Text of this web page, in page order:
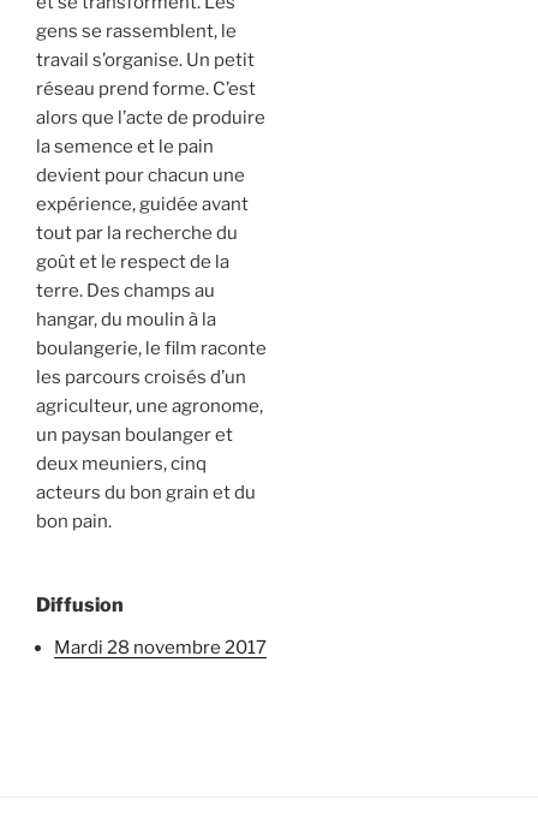
gens se rassemblent, le
travail s’organise. Un petit
réseau prend forme. C’est
alors que l’acte de produire
la semence et le pain
devient pour chacun une
expérience, guidée avant
tout par la recherche du
goût et le respect de la
terre. Des champs au
hangar, du moulin à la
boulangerie, le film raconte
les parcours croisés d’un
agriculteur, une agronome,
un paysan boulanger et
deux meuniers, cinq
acteurs du bon grain et du
bon pain.
Diffusion
mardi 28 novembre 2017